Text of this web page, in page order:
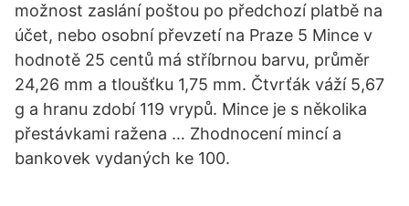
možnost zaslání poštou po předchozí platbě na
účet, nebo osobní převzetí na Praze 5 Mince v
hodnotě 25 centů má stříbrnou barvu, průměr
24,26 mm a tloušťku 1,75 mm. Čtvrťák váží 5,67
g a hranu zdobí 119 vrypů. Mince je s několika
přestávkami ražena … Zhodnocení mincí a
bankovek vydaných ke 100.